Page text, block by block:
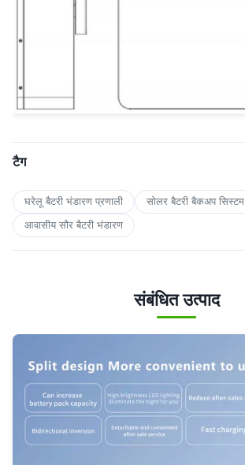
टैग
घरेलू बैटरी भंडारण प्रणाली
सोलर बैटरी बैकअप सिस्टम
आवासीय सौर बैटरी भंडारण
संबंधित उत्पाद